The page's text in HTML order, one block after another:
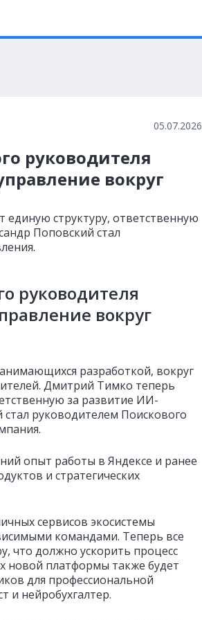
05.07.2026
руководителя
вокруг
структуру, ответственную
Поповский стал
руководителя
вокруг
разработкой, вокруг
Дмитрий Тимко теперь
за развитие ИИ-
руководителем Поискового
опыт работы в Яндексе и ранее
и стратегических
сервисов экосистемы
командами. Теперь все
что должно ускорить процесс
новой платформы также будет
для профессиональной
и нейробухгалтер.